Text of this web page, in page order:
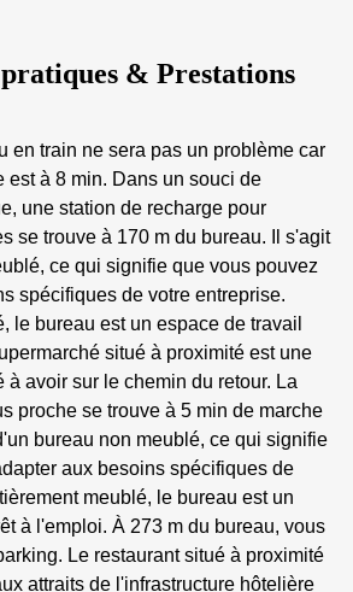
& Prestations
en train ne sera pas un problème car
est à 8 min. Dans un souci de
une station de recharge pour
se trouve à 170 m du bureau. Il s'agit
ce qui signifie que vous pouvez
spécifiques de votre entreprise.
le bureau est un espace de travail
situé à proximité est une
à avoir sur le chemin du retour. La
proche se trouve à 5 min de marche
bureau non meublé, ce qui signifie
aux besoins spécifiques de
meublé, le bureau est un
à l'emploi. À 273 m du bureau, vous
Le restaurant situé à proximité
attraits de l'infrastructure hôtelière